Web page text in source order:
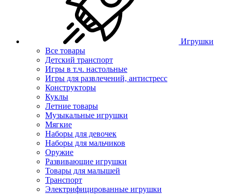
Игрушки
Все товары
Детский транспорт
Игры в т.ч. настольные
Игры для развлечений, антистресс
Конструкторы
Куклы
Летние товары
Музыкальные игрушки
Мягкие
Наборы для девочек
Наборы для мальчиков
Оружие
Развивающие игрушки
Товары для малышей
Транспорт
Электрифицированные игрушки